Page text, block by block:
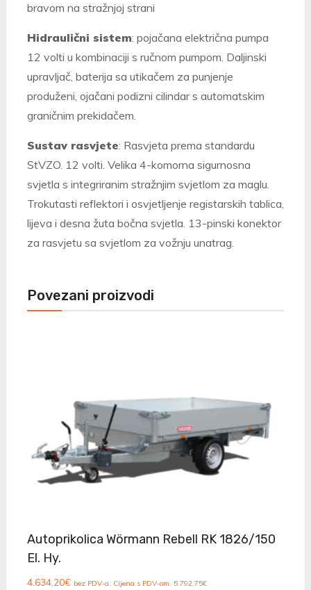
bravom na stražnjoj strani
Hidraulični sistem: pojačana električna pumpa
12 volti u kombinaciji s ručnom pumpom. Daljinski
upravljač, baterija sa utikačem za punjenje
produženi, ojačani podizni cilindar s automatskim
graničnim prekidačem.
Sustav rasvjete: Rasvjeta prema standardu
StVZO. 12 volti. Velika 4-komorna sigurnosna
svjetla s integriranim stražnjim svjetlom za maglu.
Trokutasti reflektori i osvjetljenje registarskih tablica,
lijeva i desna žuta bočna svjetla. 13-pinski konektor
za rasvjetu sa svjetlom za vožnju unatrag.
Povezani proizvodi
Autoprikolica Wörmann Rebell RK 1826/150
El. Hy.
4.634,20€ bez PDV-a. Cijena s PDV-om: 5.792,75€